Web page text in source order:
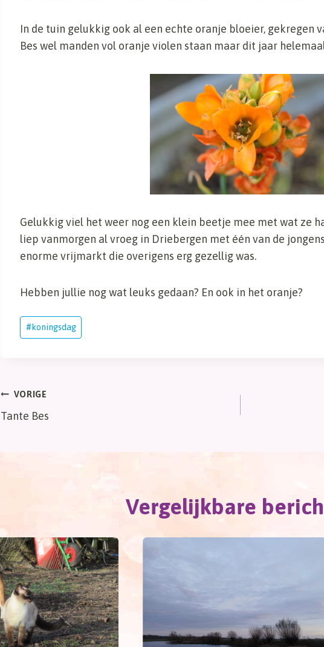
In de tuin gelukkig ook al een echte oranje bloeier, gekregen
Bes wel manden vol oranje violen staan maar dit jaar
Gelukkig viel het weer nog een klein beetje mee met wat ze
liep vanmorgen al vroeg in Driebergen met één van de
enorme vrijmarkt die overigens erg gezellig was.
Hebben jullie nog wat leuks gedaan? En ook in het oranje?
Bericht
tags:
# koningsdag
Bericht
VORIGE
Tante Bes
Vergelijkbare